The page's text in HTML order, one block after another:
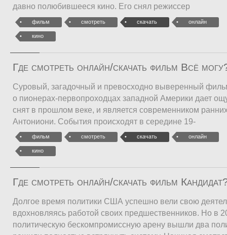
давно полюбившееся кино. Его снял режиссер
фильм смотреть скачать онлайн
кино
Где смотреть онлайн/скачать фильм Всё
Суровый, загадочный и превосходно выверенный
о пионерах-первопроходцах западной Америки дает
снят в прошлом веке, и является современником
Антониони. События происходят в середине 19-
фильм смотреть скачать онлайн
кино
Где смотреть онлайн/скачать фильм
Долгое время политики США успешно вели свою
вдохновляясь работой своих предшественников. Но в
политическую бескомпромиссную арену вышли два